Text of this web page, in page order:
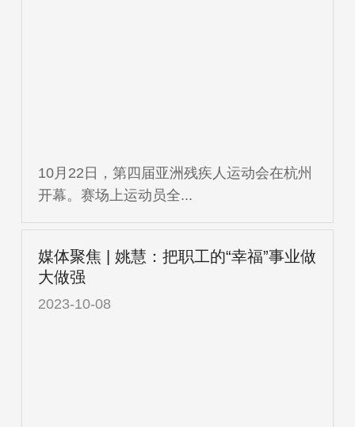
10月22日，第四届亚洲残疾人运动会在杭州
开幕。赛场上运动员全...
媒体聚焦 | 姚慧：把职工的“幸福”事业做
大做强
2023-10-08